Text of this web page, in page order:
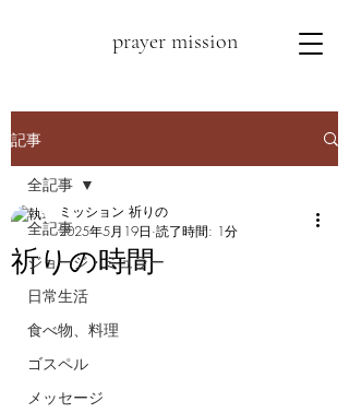
prayer mission
記事
全記事
ジョージ・ミュラー
日常生活
食べ物、料理
ゴスペル
メッセージ
全記事
祈りの時間
ミッション 祈りの
2025年5月19日 読了時間: 1分